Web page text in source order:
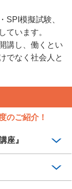
SPI模擬試験、
ています。
講し、働くとい
でなく社会人と
のご紹介！
座』